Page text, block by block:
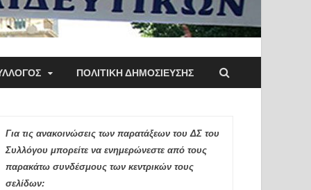
Αθηνών
Π.Ε.
ΠΟΛΙΤΙΚΉ ΔΗΜΟΣΊΕΥΣΗΣ
Για τις ανακοινώσεις των παρατάξεων του ΔΣ του
Συλλόγου μπορείτε να ενημερώνεστε από τους
παρακάτω συνδέσμους των κεντρικών τους
σελίδων: